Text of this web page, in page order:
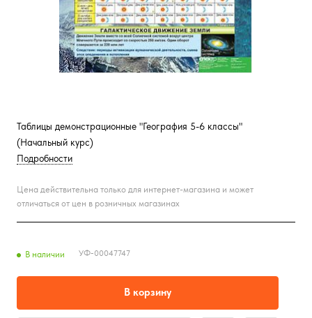
Таблицы демонстрационные "География 5-6 классы"
(Начальный курс)
Подробности
Цена действительна только для интернет-магазина и может
отличаться от цен в розничных магазинах
В наличии УФ-00047747
В корзину